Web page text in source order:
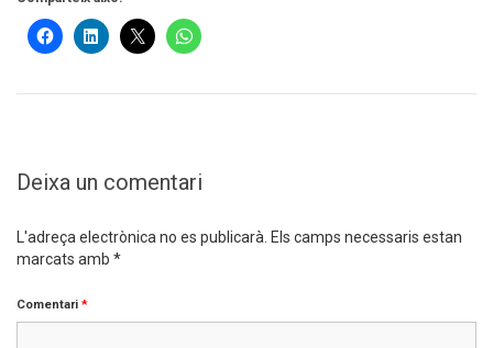
Deixa un comentari
L'adreça electrònica no es publicarà. Els camps necessaris estan
marcats amb *
Comentari *